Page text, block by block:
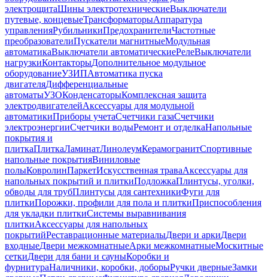
электрощитаШины электротехническиеВыключатели
путевые, концевыеТрансформаторыАппаратура
управленияРубильникиПредохранителиЧастотные
преобразователиПускатели магнитныеМодульная
автоматикаВыключатели автоматическиеРелеВыключатели
нагрузкиКонтакторыДополнительное модульное
оборудованиеУЗИПАвтоматика пуска
двигателяДифференциальные
автоматыУЗОКонденсаторыКомплексная защита
электродвигателейАксессуары для модульной
автоматикиПриборы учетаСчетчики газаСчетчики
электроэнергииСчетчики водыРемонт и отделкаНапольные
покрытия и
плиткаПлиткаЛаминатЛинолеумКерамогранитСпортивные
напольные покрытияВиниловые
полыКовролинПаркетИскусственная траваАксессуары для
напольных покрытий и плиткиПодложкаПлинтусы, уголки,
обводы для трубПлинтусы для сантехникиФуги для
плиткиПорожки, профили для пола и плиткиПриспособления
для укладки плиткиСистемы выравнивания
плиткиАксессуары для напольных
покрытийРеставрационные материалыДвери и аркиДвери
входныеДвери межкомнатныеАрки межкомнатныеМоскитные
сеткиДвери для бани и сауныКоробки и
фурнитураНаличники, коробки, доборыРучки дверныеЗамки